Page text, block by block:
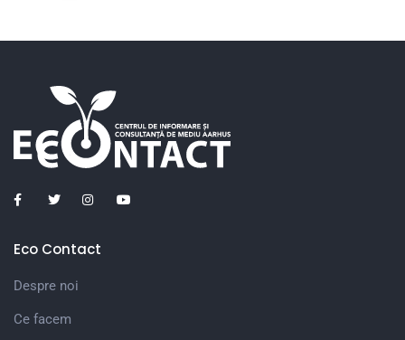
Eco Contact
Despre noi
Ce facem